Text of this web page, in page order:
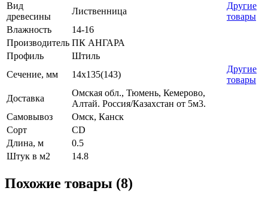
Вид
древесины
Лиственница
Другие
товары
Влажность
14-16
Производитель ПК АНГАРА
Профиль
Штиль
Сечение, мм
14x135(143)
Другие
товары
Доставка
Омская обл., Тюмень, Кемерово,
Алтай. Россия/Казахстан от 5м3.
Самовывоз
Омск, Канск
Сорт
CD
Длина, м
0.5
Штук в м2
14.8
Похожие товары (8)